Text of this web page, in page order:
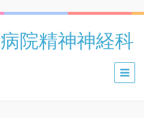
院精神神経科